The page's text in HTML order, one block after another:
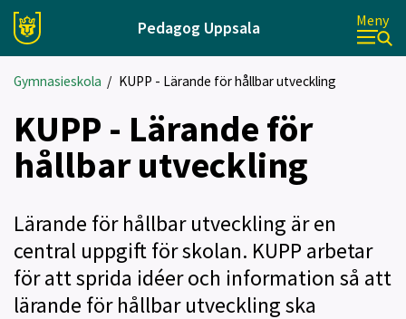
Pedagog Uppsala Meny
Gymnasieskola / KUPP - Lärande för hållbar utveckling
KUPP - Lärande för
hållbar utveckling
Lärande för hållbar utveckling är en
central uppgift för skolan. KUPP arbetar
för att sprida idéer och information så att
lärande för hållbar utveckling ska